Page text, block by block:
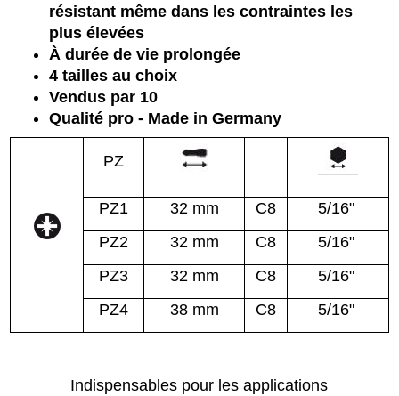
résistant même dans les contraintes les
plus élevées
À durée de vie prolongée
4 tailles au choix
Vendus par 10
Qualité pro - Made in Germany
PZ
PZ1 32 mm C8
5/16"
PZ2
32 mm C8
5/16"
PZ3
32 mm C8
5/16"
PZ4
38 mm C8 5/16"
Indispensables pour les applications